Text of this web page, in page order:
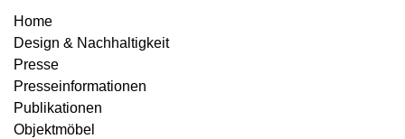
Home
Design & Nachhaltigkeit
Presse
Presseinformationen
Publikationen
Objektmöbel